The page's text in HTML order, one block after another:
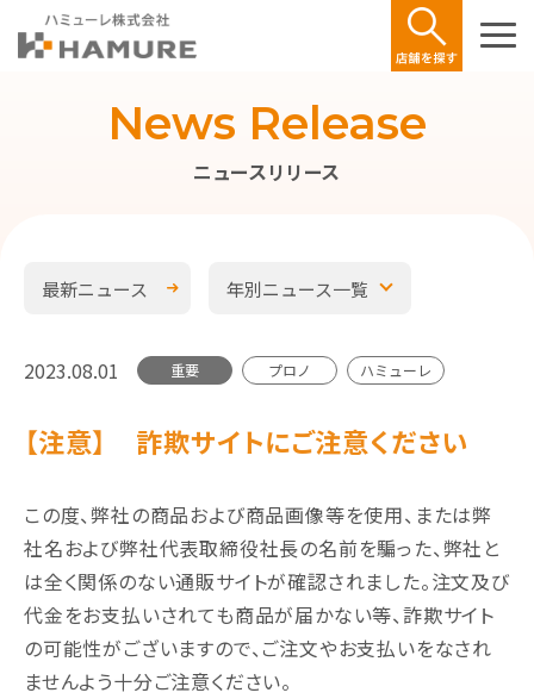
ニュースリリース
News Release
最新ニュース 年別ニュース一覧
2023.08.01 重要 プロノ ハミューレ
【注意】 詐欺サイトにご注意ください
この度、弊社の商品および商品画像等を使用、または弊
社名および弊社代表取締役社長の名前を騙った、弊社と
は全く関係のない通販サイトが確認されました。注文及び
代金をお支払いされても商品が届かない等、詐欺サイト
の可能性がございますので、ご注文やお支払いをなされ
ませんよう十分ご注意ください。